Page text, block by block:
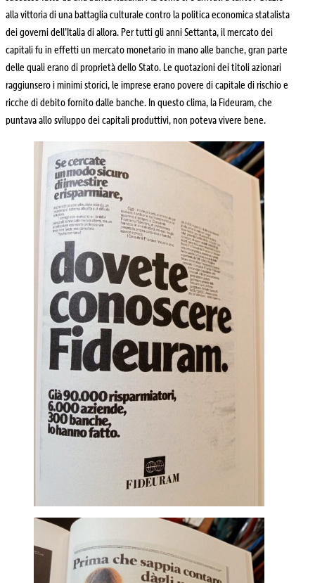
alla vittoria di una battaglia culturale contro la politica economica statalista
dei governi dell’Italia di allora. Per tutti gli anni Settanta, il mercato dei
capitali fu in effetti un mercato monetario in mano alle banche, gran parte
delle quali erano di proprietà dello Stato. Le quotazioni dei titoli azionari
raggiunsero i minimi storici, le imprese erano povere di capitale di rischio e
ricche di debito fornito dalle banche. In questo clima, la Fideuram, che
puntava allo sviluppo dei capitali produttivi, non poteva vivere bene.